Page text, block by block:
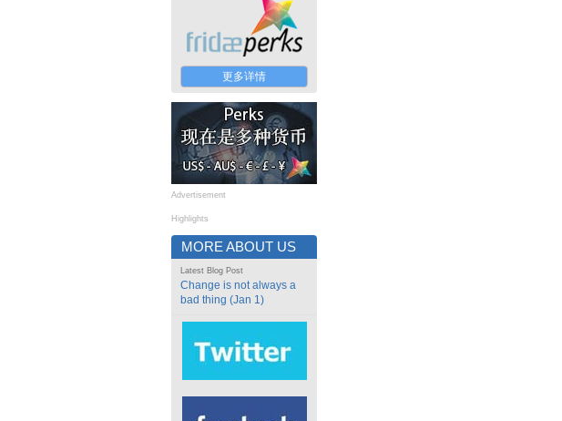
更多详情
Advertisement
Highlights
MORE ABOUT US
Latest Blog Post
Change is not always a
bad thing (Jan 1)